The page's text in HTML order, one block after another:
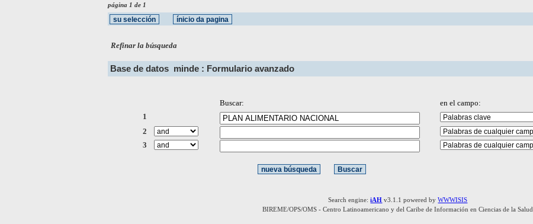
página 1 de 1
Refinar la búsqueda
Base de datos minde : Formulario avanzado
Buscar:
en el campo:
1
2
3
Search engine:iAH v3.1.1 powered byWWWISIS
BIREME/OPS/OMS - Centro Latinoamericano y del Caribe de Información en Ciencias de la Salud